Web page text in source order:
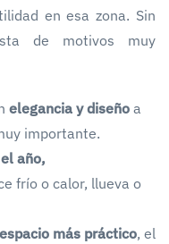
en esa zona. Sin
de motivos muy
elegancia y diseño a
importante.
año,
frío o calor, llueva o
espacio más práctico, el